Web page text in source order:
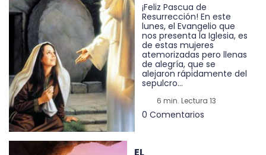
¡Feliz Pascua de
Resurrección! En este
lunes, el Evangelio que
nos presenta la Iglesia, es
de estas mujeres
atemorizadas pero llenas
de alegría, que se
alejaron rápidamente del
sepulcro...
6 min. Lectura 13
0 Comentarios